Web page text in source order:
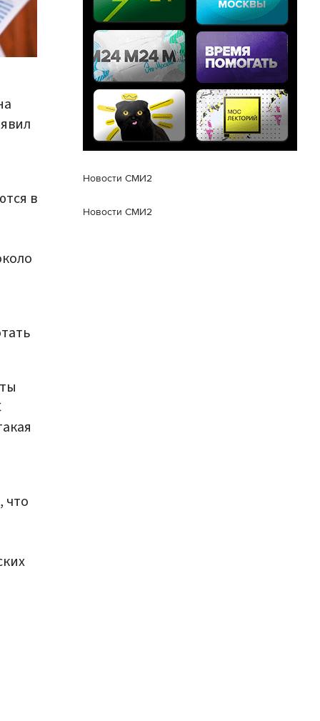
в
, что
Новости СМИ2
Новости СМИ2